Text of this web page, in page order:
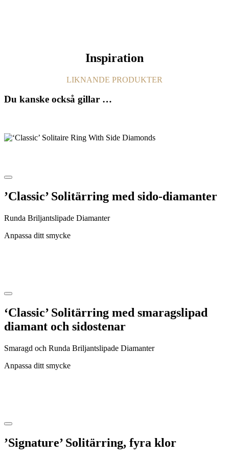
Inspiration
LIKNANDE PRODUKTER
Du kanske också gillar …
’Classic’ Solitärring med sido-diamanter
Runda Briljantslipade Diamanter
Anpassa ditt smycke
‘Classic’ Solitärring med smaragslipad
diamant och sidostenar
Smaragd och Runda Briljantslipade Diamanter
Anpassa ditt smycke
’Signature’ Solitärring, fyra klor